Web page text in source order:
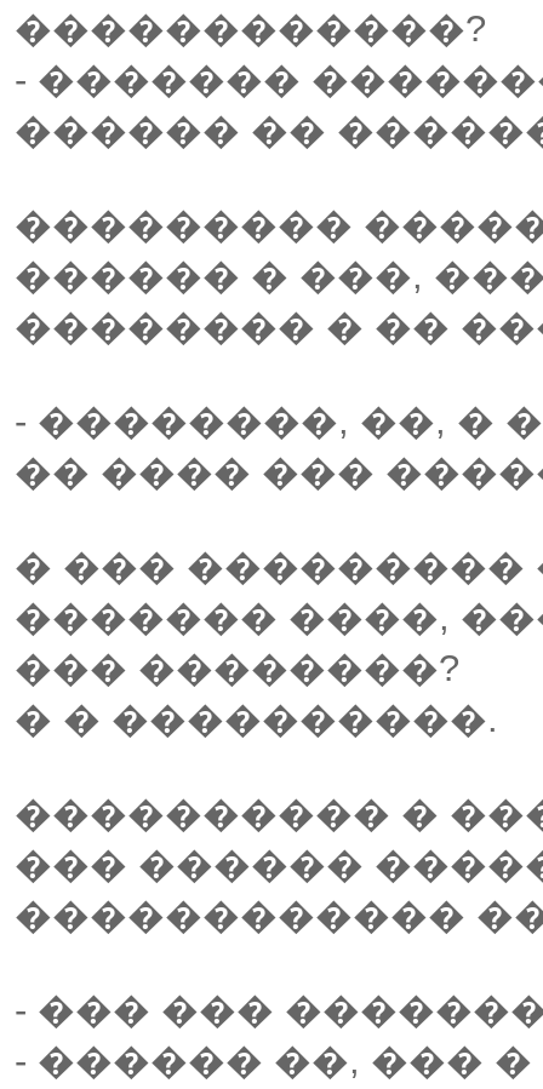
������������?
- �������
������ ��
���������
������ � ���,
�������� � ��
- ��������, ��, �
�� ���� ���
� ��� ���������
������� ����,
��� ��������?
� � ����������.
���������� �
��� ������
������������
- ��� ���
- ������ ��, ���